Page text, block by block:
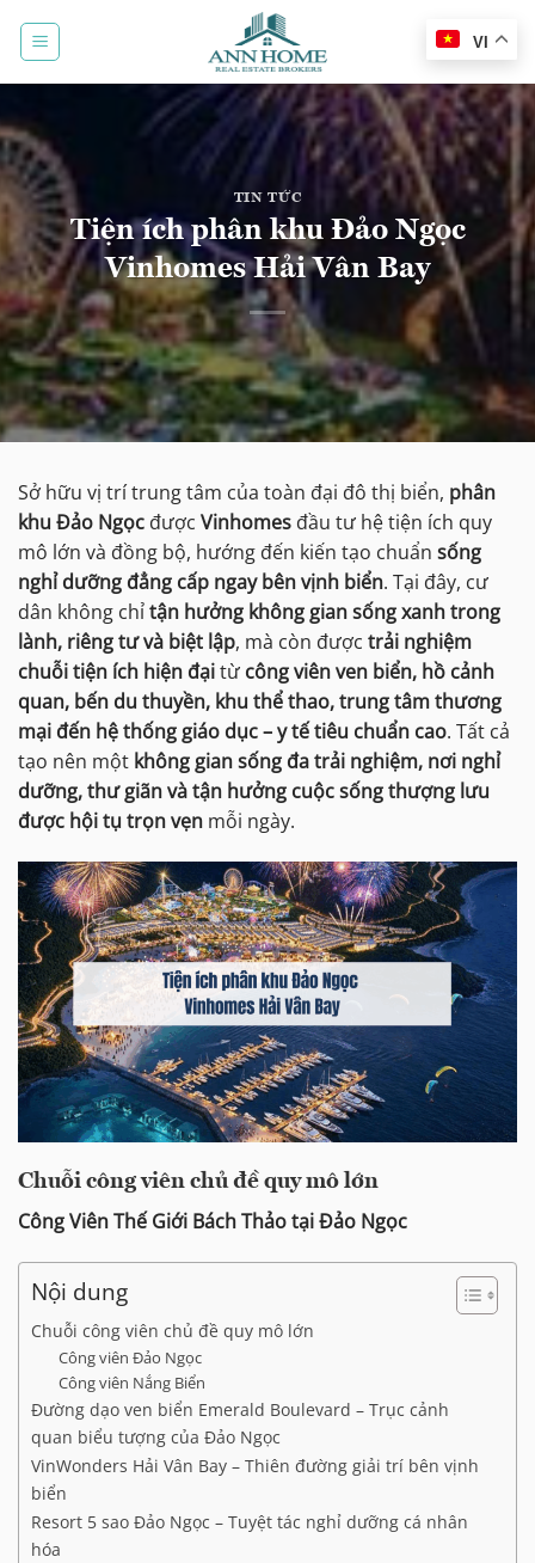
qua
VI
TIN TỨC
Tiện ích phân khu Đảo Ngọc
Vinhomes Hải Vân Bay
Sở hữu vị trí trung tâm của toàn đại đô thị biển, phân
khu Đảo Ngọc được Vinhomes đầu tư hệ tiện ích quy
mô lớn và đồng bộ, hướng đến kiến tạo chuẩn sống
nghỉ dưỡng đẳng cấp ngay bên vịnh biển. Tại đây, cư
dân không chỉtận hưởng không gian sống xanh trong
lành, riêng tư và biệt lập, mà còn được trải nghiệm
chuỗi tiện ích hiện đạitừ công viên ven biển, hồ cảnh
quan, bến du thuyền, khu thể thao, trung tâm thương
mại đến hệ thống giáo dục – y tế tiêu chuẩn cao. Tất cả
tạo nên một không gian sống đa trải nghiệm, nơi nghỉ
dưỡng, thư giãn và tận hưởng cuộc sống thượng lưu
được hội tụ trọn vẹn mỗi ngày.
Chuỗi công viên chủ đề quy mô lớn
Công Viên Thế Giới Bách Thảo tại Đảo Ngọc
Nội dung
Chuỗi công viên chủ đề quy mô lớn
Công viên Đảo Ngọc
Công viên Nắng Biển
Đường dạo ven biển Emerald Boulevard – Trục cảnh
quan biểu tượng của Đảo Ngọc
VinWonders Hải Vân Bay – Thiên đường giải trí bên vịnh
biển
Resort 5 sao Đảo Ngọc – Tuyệt tác nghỉ dưỡng cá nhân
hóa